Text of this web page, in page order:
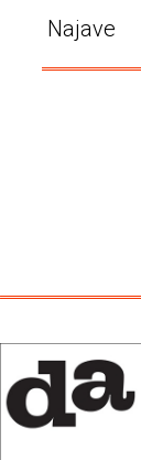
Najave